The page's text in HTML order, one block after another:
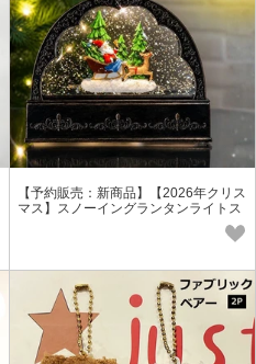
【予約販売：新商品】【2026年クリス
マス】スノーイングランタンライトス